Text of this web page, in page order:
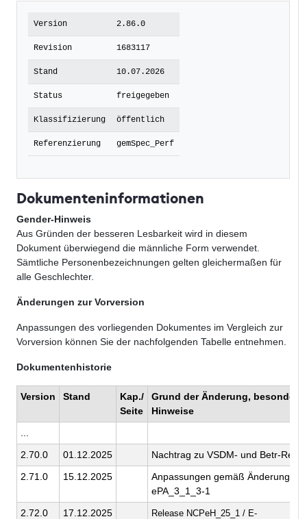
Version 2.86.0
Revision 1683117
Stand 10.07.2026
Status freigegeben
Klassifizierung öffentlich
Referenzierung gemSpec_Perf
Dokumenteninformationen
Gender-Hinweis
Aus Gründen der besseren Lesbarkeit wird in diesem
Dokument überwiegend die männliche Form verwendet.
Sämtliche Personenbezeichnungen gelten gleichermaßen für
alle Geschlechter.
Änderungen zur Vorversion
Anpassungen des vorliegenden Dokumentes im Vergleich zur
Vorversion können Sie der nachfolgenden Tabelle entnehmen.
Dokumentenhistorie
Version Stand
Kap./
Seite
Grund der Änderung, besondere
Hinweise
2.70.0
01.12.2025
Nachtrag zu VSDM- und Betr-
2.71.0
15.12.2025
Anpassungen gemäß
ePA_3_1_3-1
2.72.0
17.12.2025
Release NCPeH_25_1 / E-